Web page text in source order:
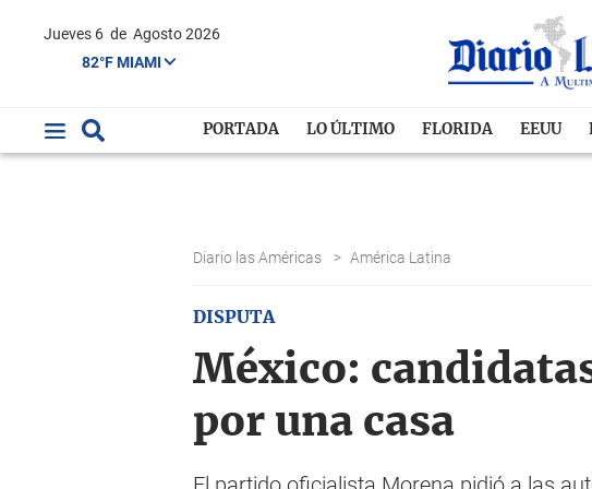
Jueves 6 de Agosto 2026
82°F MIAMI
PORTADA LO ÚLTIMO FLORIDA EEUU
Diario las Américas > América Latina
DISPUTA
México:
por una casa